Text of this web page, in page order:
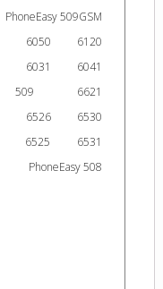
PhoneEasy 509GSM
6050
6120
6031
6041
509
6621
6526
6530
6525
6531
PhoneEasy 508